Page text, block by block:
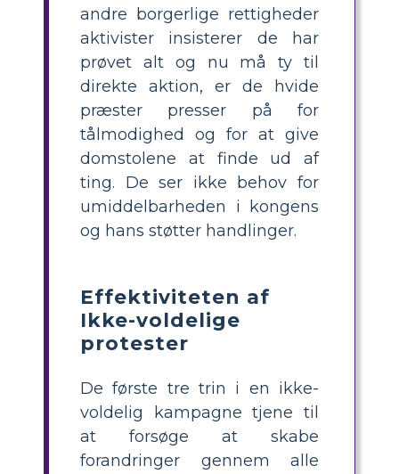
andre borgerlige rettigheder
aktivister insisterer de har
prøvet alt og nu må ty til
direkte aktion, er de hvide
præster presser på for
tålmodighed og for at give
domstolene at finde ud af
ting. De ser ikke behov for
umiddelbarheden i kongens
og hans støtter handlinger.
Effektiviteten af ​​
Ikke-voldelige
protester
De første tre trin i en ikke-
voldelig kampagne tjene til
at forsøge at skabe
forandringer gennem alle